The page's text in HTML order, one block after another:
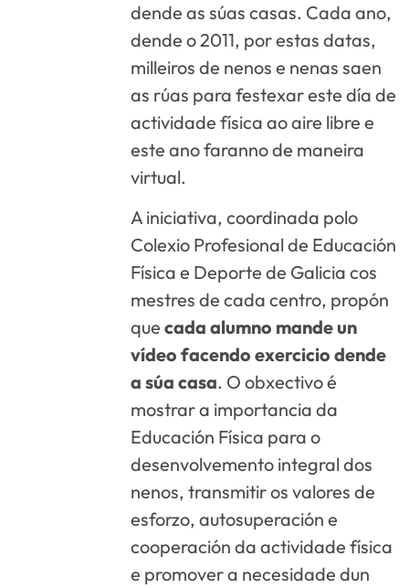
dende as súas casas. Cada ano,
dende o 2011, por estas datas,
milleiros de nenos e nenas saen
as rúas para festexar este día de
actividade física ao aire libre e
este ano faranno de maneira
virtual.
A iniciativa, coordinada polo
Colexio Profesional de Educación
Física e Deporte de Galicia cos
mestres de cada centro, propón
quecada alumno mande un
vídeo facendo exercicio dende
a súa casa. O obxectivo é
mostrar a importancia da
Educación Física para o
desenvolvemento integral dos
nenos, transmitir os valores de
esforzo, autosuperación e
cooperación da actividade física
e promover a necesidade dun